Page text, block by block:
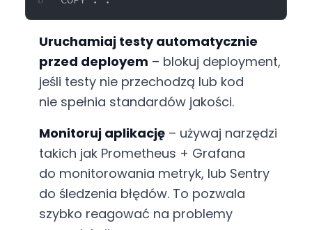
Uruchamiaj testy automatycznie
przed deployem – blokuj deployment,
jeśli testy nie przechodzą lub kod
nie spełnia standardów jakości.
Monitoruj aplikację – używaj narzędzi
takich jak Prometheus + Grafana
do monitorowania metryk, lub Sentry
do śledzenia błędów. To pozwala
szybko reagować na problemy